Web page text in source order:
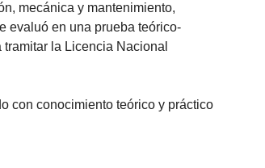
mecánica y mantenimiento,
evaluó en una prueba teórico-
la Licencia Nacional
con conocimiento teórico y práctico